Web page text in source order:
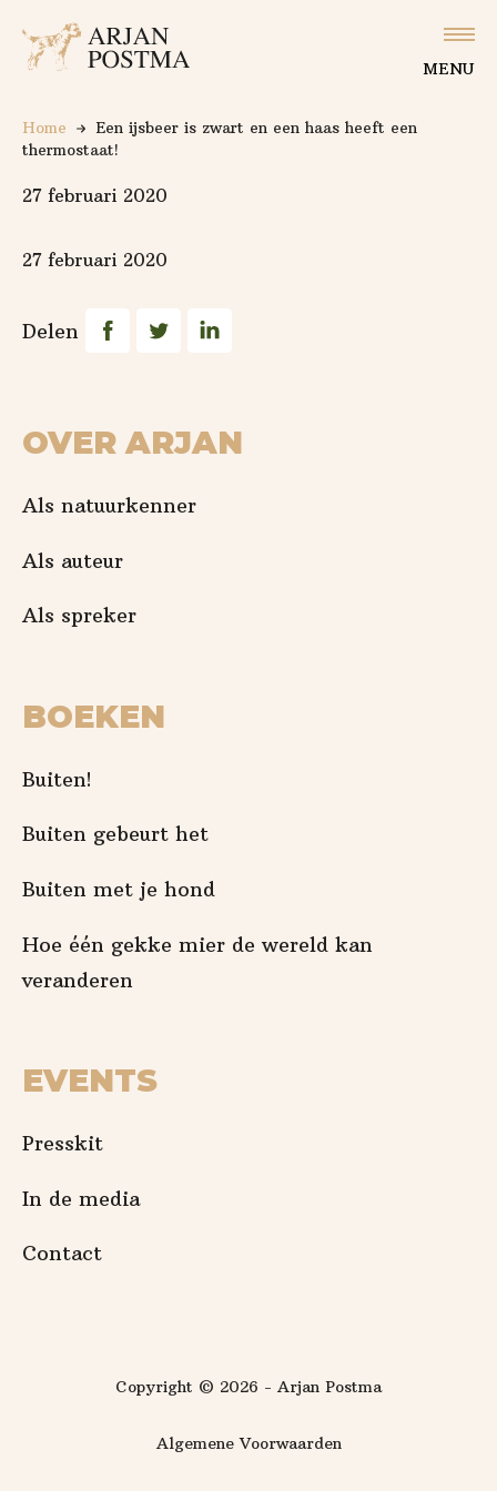
MENU
Home
Een ijsbeer is zwart en een haas heeft een
thermostaat!
27 februari 2020
27 februari 2020
Delen Deel op Facebook
Deel op Twitter
Deel op Linkedin
OVER ARJAN
Als natuurkenner
Als auteur
Als spreker
BOEKEN
Buiten!
Buiten gebeurt het
Buiten met je hond
Hoe één gekke mier de wereld kan
veranderen
EVENTS
Presskit
In de media
Contact
Copyright © 2026 - Arjan Postma
Algemene Voorwaarden